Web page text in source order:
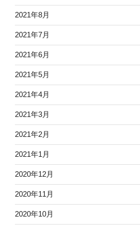
2021年8月
2021年7月
2021年6月
2021年5月
2021年4月
2021年3月
2021年2月
2021年1月
2020年12月
2020年11月
2020年10月